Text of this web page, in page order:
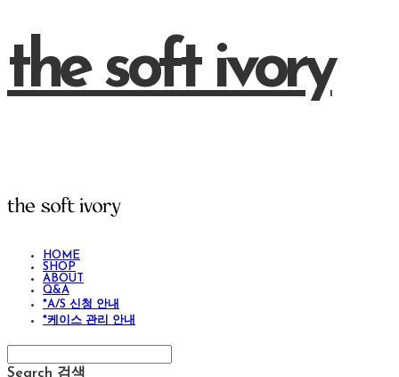
the soft ivory
HOME
SHOP
ABOUT
Q&A
*A/S 신청 안내
*케이스 관리 안내
Search 검색